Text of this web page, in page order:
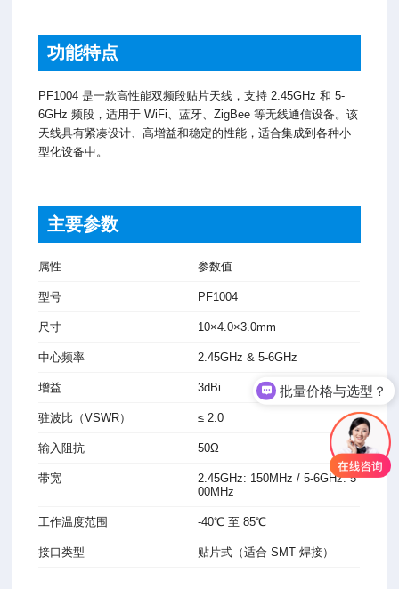
功能特点
PF1004 是一款高性能双频段贴片天线，支持 2.45GHz 和 5-
6GHz 频段，适用于 WiFi、蓝牙、ZigBee 等无线通信设备。该
天线具有紧凑设计、高增益和稳定的性能，适合集成到各种小
型化设备中。
主要参数
属性 参数值
型号 PF1004
尺寸 10×4.0×3.0mm
中心频率 2.45GHz & 5-6GHz
增益 3dBi
驻波比（VSWR） ≤ 2.0
输入阻抗 50Ω
带宽
2.45GHz: 150MHz / 5-6GHz: 5
00MHz
工作温度范围 -40℃ 至 85℃
接口类型 贴片式（适合 SMT 焊接）
批量价格与选型？